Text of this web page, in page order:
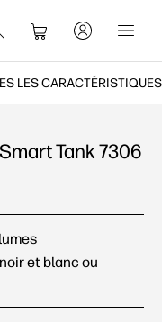
LES CARACTÉRISTIQUES
Tank 7306
et blanc ou